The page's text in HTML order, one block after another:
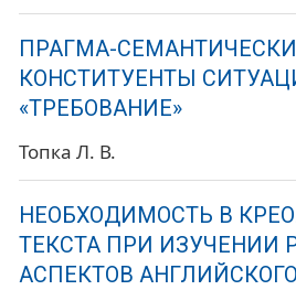
ПРАГМА-
КОНСТИТУЕНТЫ
«ТРЕБОВАНИЕ»
Топка Л. В.
НЕОБХОДИМОСТЬ В
ТЕКСТА ПРИ ИЗУЧЕНИИ
АСПЕКТОВ